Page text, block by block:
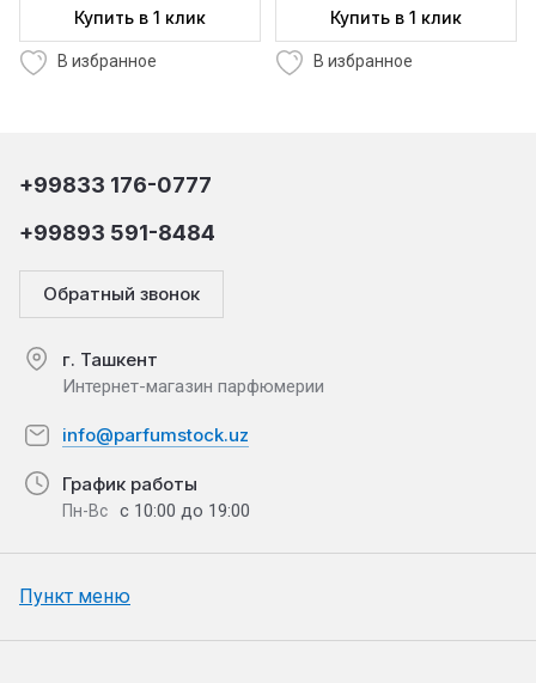
Купить в 1 клик
В избранное
Купить в 1 клик
В избранное
+99833 176-0777
+99893 591-8484
Обратный звонок
г. Ташкент
Интернет-магазин парфюмерии
info@parfumstock.uz
График работы
Пн-Вс с 10:00 до 19:00
Пункт меню